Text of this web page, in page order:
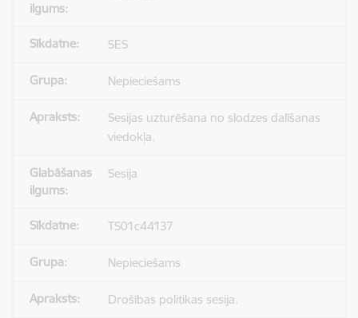
SES
Nepieciešams
Sesijas uzturēšana no slodzes dalīšanas
viedokļa.
Sesija
TS01c44137
Nepieciešams
Drošības politikas sesija.